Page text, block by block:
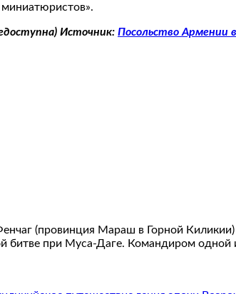
Источник: Посольство Армении
(провинция Мараш в Горной
битве при Муса-Даге. Командиром